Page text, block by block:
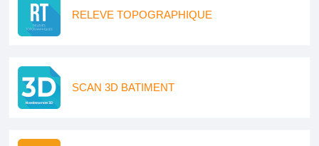
RELEVE TOPOGRAPHIQUE
SCAN 3D BATIMENT